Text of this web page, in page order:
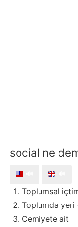
social ne
Toplumsal
Toplumda yeri
Cemiyete ait